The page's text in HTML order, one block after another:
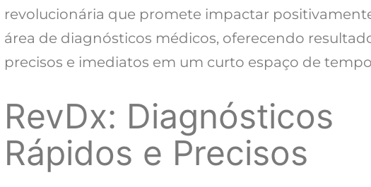
revolucionária que promete impactar
área de diagnósticos médicos, oferecendo
precisos e imediatos em um curto espaço de
RevDx: Diagnósticos
Rápidos e Precisos